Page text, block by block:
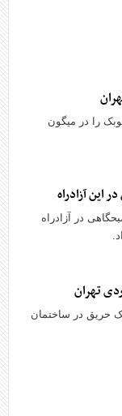
را در میگون
این آزادراه
در آزادراه
حریق در ساختمان